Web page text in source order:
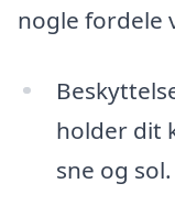
nogle fordele
holder dit
sne og sol.